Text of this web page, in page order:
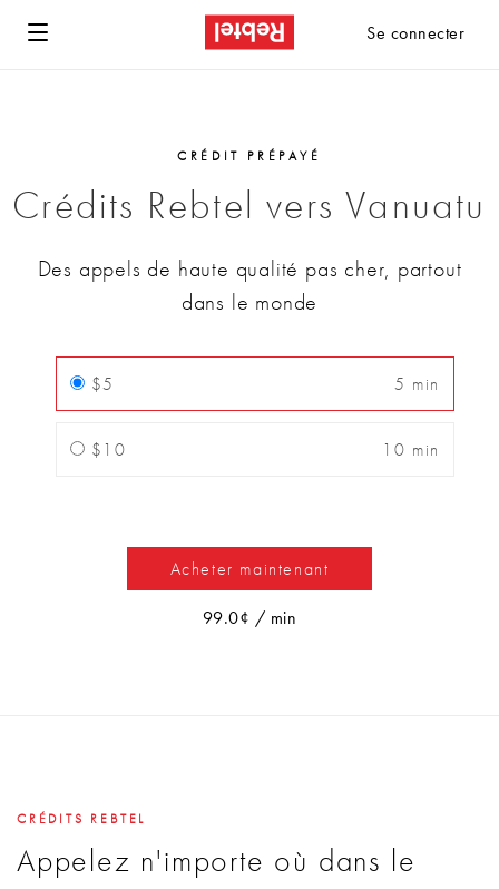
Se connecter
CRÉDIT PRÉPAYÉ
Crédits Rebtel vers Vanuatu
Des appels de haute qualité pas cher, partout
dans le monde
$5 5 min
$10 10 min
Acheter maintenant
99.0¢ / min
CRÉDITS REBTEL
Appelez n'importe où dans le